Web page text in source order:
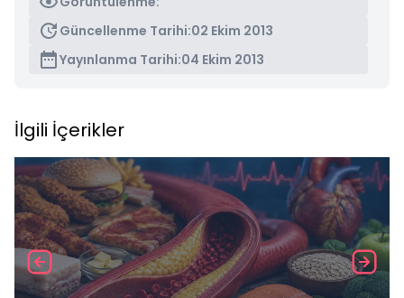
Güncellenme Tarihi:02 Ekim 2013
Yayınlanma Tarihi:04 Ekim 2013
İlgili İçerikler